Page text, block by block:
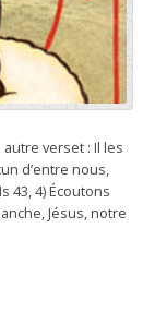
verset : Il les
d’entre nous,
43, 4) Écoutons
Jésus, notre